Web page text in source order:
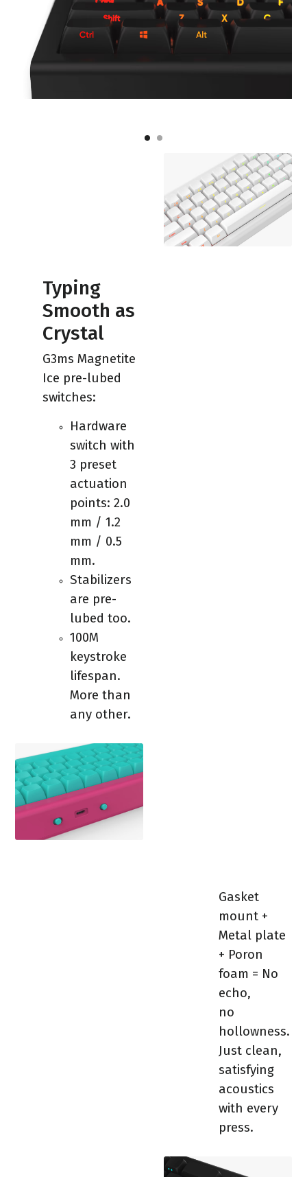
Typing
Smooth as
Crystal
G3ms Magnetite
Ice pre-lubed
switches:
Hardware
switch with
3 preset
actuation
points: 2.0
mm / 1.2
mm / 0.5
mm.
Stabilizers
are pre-
lubed too.
100M
keystroke
lifespan.
More than
any other.
Gasket
mount +
Metal plate
+ Poron
foam = No
echo,
no
hollowness.
Just clean,
satisfying
acoustics
with every
press.